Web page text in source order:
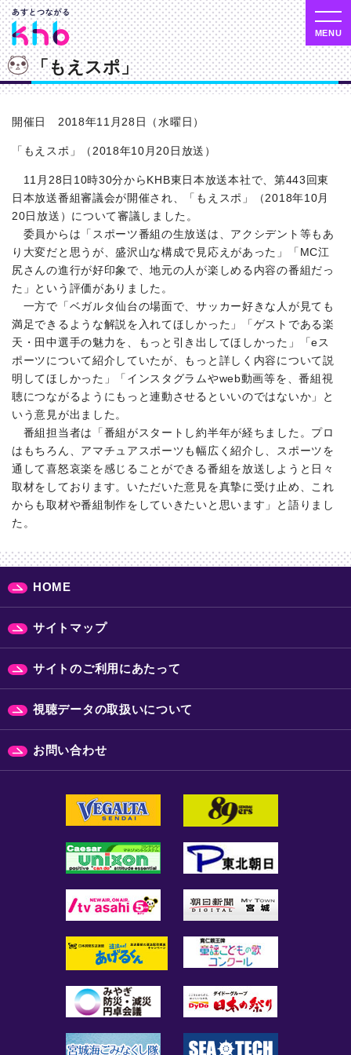
「もえスポ」
開催日 2018年11月28日（水曜日）
「もえスポ」（2018年10月20日放送）
11月28日10時30分からKHB東日本放送本社で、第443回東
日本放送番組審議会が開催され、「もえスポ」（2018年10月
20日放送）について審議しました。
委員からは「スポーツ番組の生放送は、アクシデント等もあ
り大変だと思うが、盛沢山な構成で見応えがあった」「MC江
尻さんの進行が好印象で、地元の人が楽しめる内容の番組だっ
た」という評価がありました。
一方で「ベガルタ仙台の場面で、サッカー好きな人が見ても
満足できるような解説を入れてほしかった」「ゲストである楽
天・田中選手の魅力を、もっと引き出してほしかった」「eス
ポーツについて紹介していたが、もっと詳しく内容について説
明してほしかった」「インスタグラムやweb動画等を、番組視
聴につながるようにもっと連動させるといいのではないか」と
いう意見が出ました。
番組担当者は「番組がスタートし約半年が経ちました。プロ
はもちろん、アマチュアスポーツも幅広く紹介し、スポーツを
通して喜怒哀楽を感じることができる番組を放送しようと日々
取材をしております。いただいた意見を真摯に受け止め、これ
からも取材や番組制作をしていきたいと思います」と語りまし
た。
HOME
サイトマップ
サイトのご利用にあたって
視聴データの取扱いについて
お問い合わせ